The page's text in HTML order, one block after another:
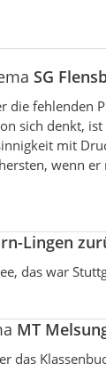
SG
fehlenden
sich denkt,
mit
wenn
Lingen
das war
MT
das